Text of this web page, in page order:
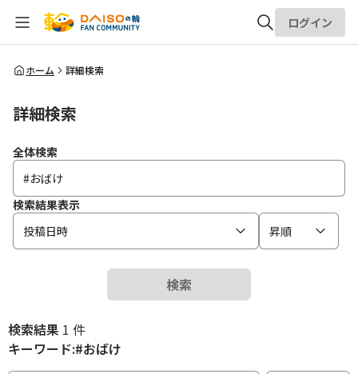
全体検索
ログイン
ホーム 詳細検索
詳細検索
全体検索
検索結果表示
投稿日時
昇順
検索
検索結果 1 件
キーワード:#おばけ